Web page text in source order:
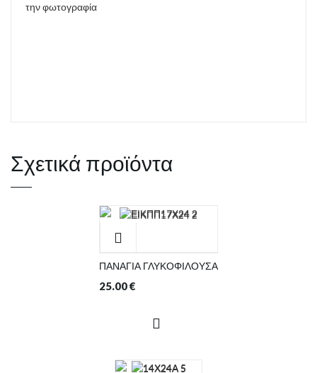
την φωτογραφία
Σχετικά προϊόντα
ΠΑΝΑΓΙΑ ΓΛΥΚΟΦΙΛΟΥΣΑ
25.00€